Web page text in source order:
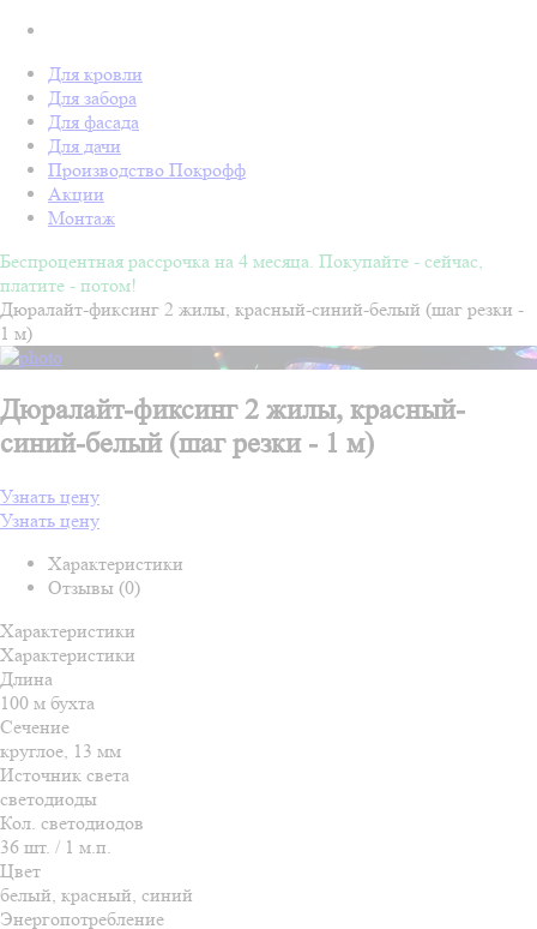
Для кровли
Для забора
Для фасада
Для дачи
Производство Покрофф
Акции
Монтаж
Беспроцентная рассрочка на 4 месяца. Покупайте - сейчас,
платите - потом!
Дюралайт-фиксинг 2 жилы, красный-синий-белый (шаг резки -
1 м)
Дюралайт-фиксинг 2 жилы, красный-
синий-белый (шаг резки - 1 м)
Узнать цену
Узнать цену
Характеристики
Отзывы (0)
Характеристики
Характеристики
Длина
100 м бухта
Сечение
круглое, 13 мм
Источник света
светодиоды
Кол. светодиодов
36 шт. / 1 м.п.
Цвет
белый, красный, синий
Энергопотребление